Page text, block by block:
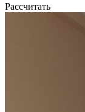
Рассчитать